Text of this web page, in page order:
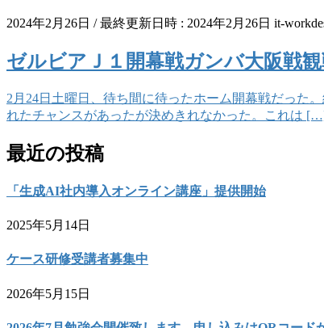
2024年2月26日 / 最終更新日時 : 2024年2月26日 it-
ゼルビアＪ１開幕戦ガンバ大阪戦
2月24日土曜日、待ち間に待ったホーム開幕戦だった
れたチャンスがあったが決めきれなかった。これは
最近の投稿
「生成AI社内導入オンライン講座」提供開始
2025年5月14日
ケース研修受講者募集中
2026年5月15日